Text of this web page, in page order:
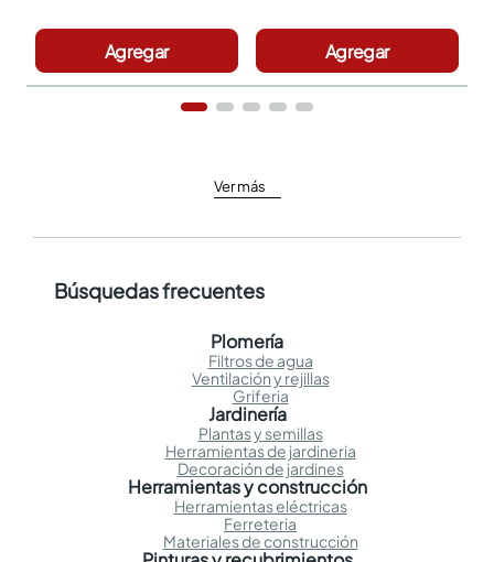
Agregar Agregar
Ver más
Búsquedas frecuentes
Plomería
Filtros de agua
Ventilación y rejillas
Griferia
Jardinería
Plantas y semillas
Herramientas de jardineria
Decoración de jardines
Herramientas y construcción
Herramientas eléctricas
Ferreteria
Materiales de construcción